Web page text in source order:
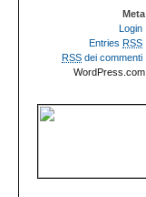
Meta
Login
EntriesRSS
RSS dei commenti
WordPress.com